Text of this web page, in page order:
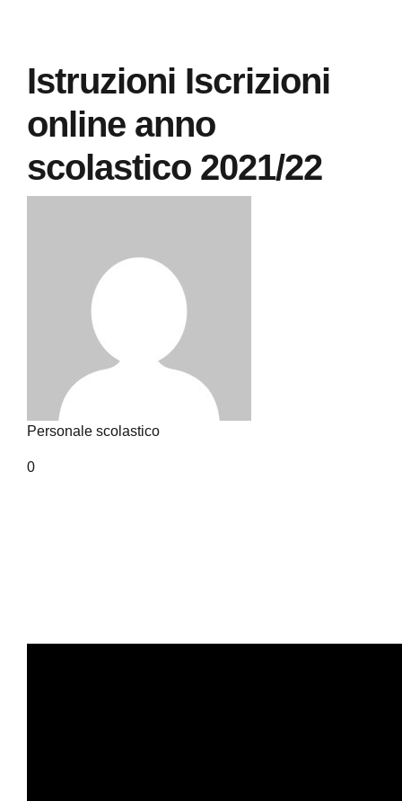
Istruzioni Iscrizioni
online anno
scolastico 2021/22
Personale scolastico
0